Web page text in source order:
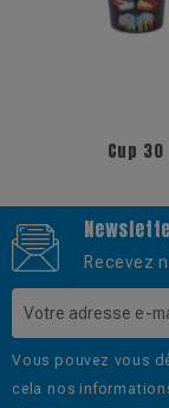
Cup 30
Recevez
Vous pouvez vous
cela nos